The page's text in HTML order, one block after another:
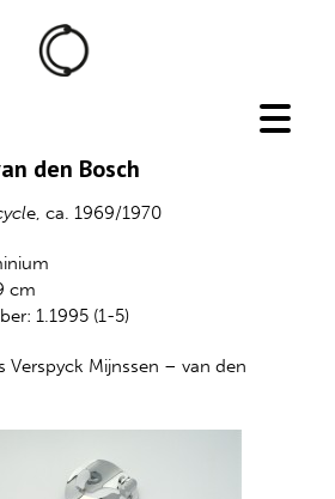
den Bosch
e, ca. 1969/1970
cm
1.1995 (1-5)
Verspyck Mijnssen – van den